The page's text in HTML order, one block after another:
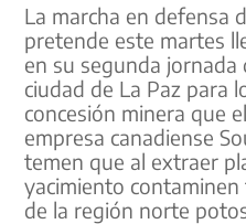
La marcha en defensa
pretende este martes
en su segunda
ciudad de La Paz para
concesión minera que
empresa canadiense
temen que al extraer
yacimiento
de la región norte